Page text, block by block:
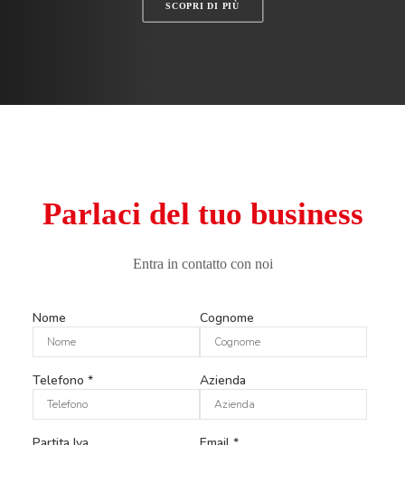
SCOPRI DI PIÙ
Parlaci del tuo business
Entra in contatto con noi